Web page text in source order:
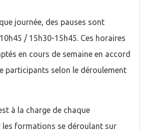
journée, des pauses sont
/ 15h30-15h45. Ces horaires
en cours de semaine en accord
participants selon le déroulement
à la charge de chaque
les formations se déroulant sur